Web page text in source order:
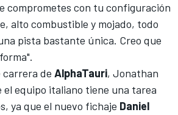
comprometes con tu configuración
alto combustible y mojado, todo
pista bastante única. Creo que
carrera de AlphaTauri, Jonathan
el equipo italiano tiene una tarea
ya que el nuevo fichaje Daniel